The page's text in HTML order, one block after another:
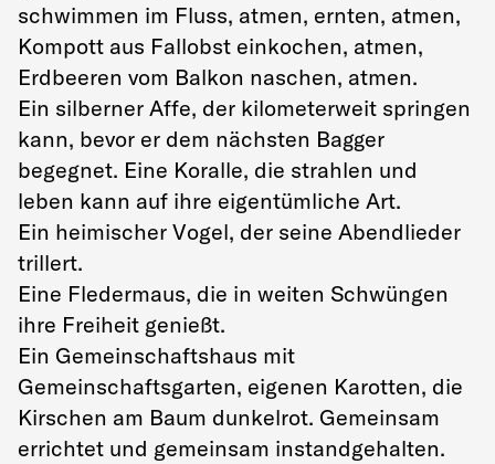
schwimmen im Fluss, atmen, ernten, atmen,
Kompott aus Fallobst einkochen, atmen,
Erdbeeren vom Balkon naschen, atmen.
Ein silberner Affe, der kilometerweit springen
kann, bevor er dem nächsten Bagger
begegnet. Eine Koralle, die strahlen und
leben kann auf ihre eigentümliche Art.
Ein heimischer Vogel, der seine Abendlieder
trillert.
Eine Fledermaus, die in weiten Schwüngen
ihre Freiheit genießt.
Ein Gemeinschaftshaus mit
Gemeinschaftsgarten, eigenen Karotten, die
Kirschen am Baum dunkelrot. Gemeinsam
errichtet und gemeinsam instandgehalten.